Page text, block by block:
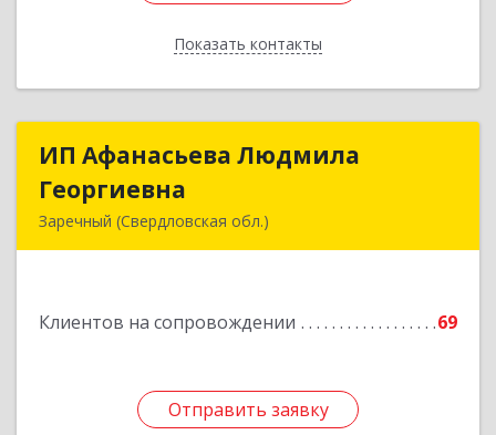
Показать контакты
Назад
ИП Афанасьева Людмила
Георгиевна
Заречный (Свердловская обл.)
Клиентов на сопровождении 69
Отправить заявку
ИП Афанасьева Людмила
Подробнее
Отправить заявку